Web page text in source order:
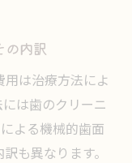
の内訳
は治療方法によ
は歯のクリーニ
よる機械的歯面
も異なります。